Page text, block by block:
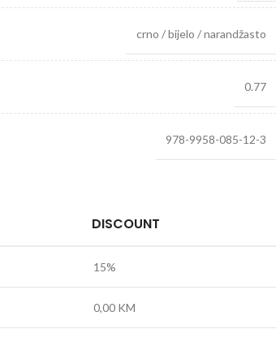
crno / bijelo / narandžasto
0.77
978-9958-085-12-3
DISCOUNT
15%
0,00 KM